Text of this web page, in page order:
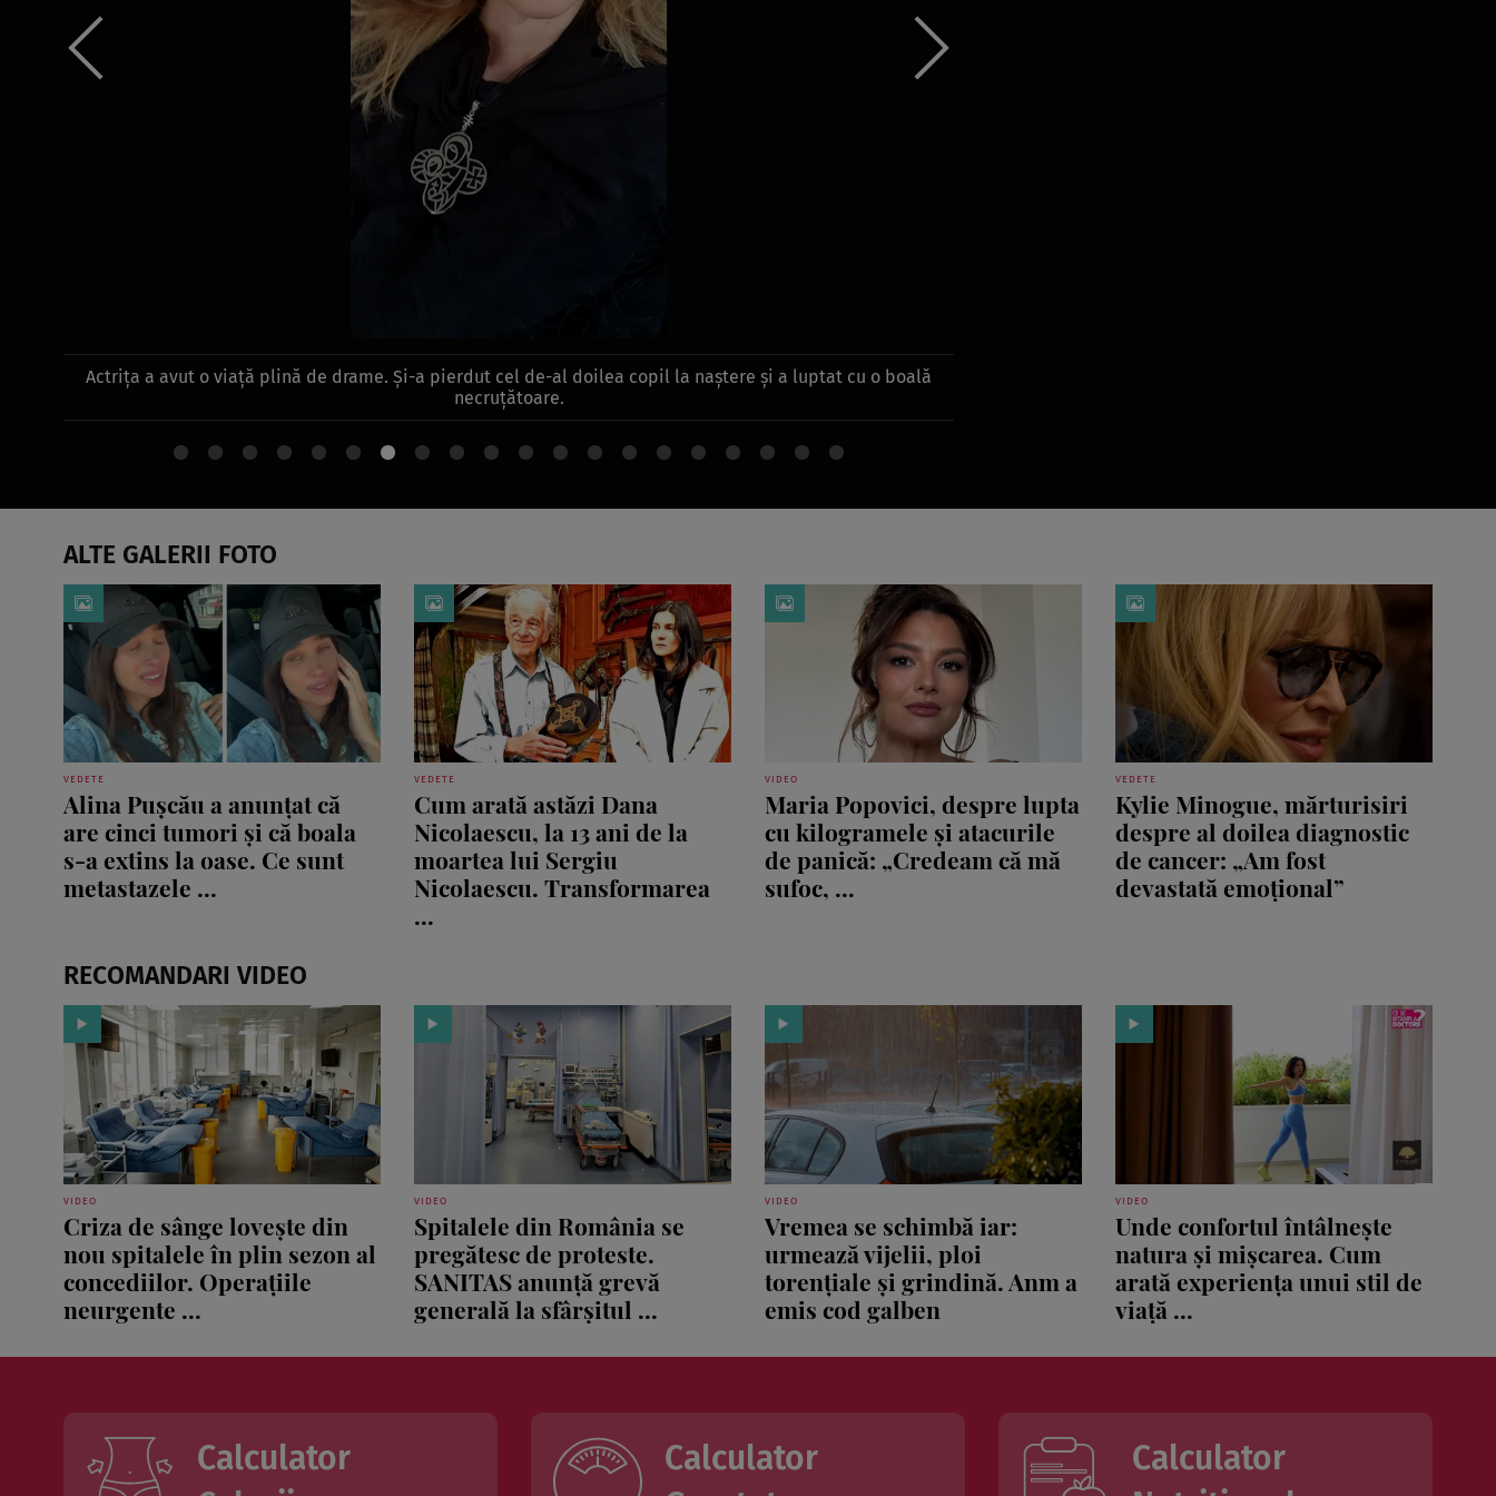
Actrița a avut o viață plină de drame. Și-a pierdut cel de-al doilea copil la naștere și a luptat cu o boală
necruțătoare.
ALTE GALERII FOTO
VEDETE
Alina Pușcău a anunțat că
are cinci tumori și că boala
s-a extins la oase. Ce sunt
metastazele ...
VEDETE
Cum arată astăzi Dana
Nicolaescu, la 13 ani de la
moartea lui Sergiu
Nicolaescu. Transformarea
...
VIDEO
Maria Popovici, despre lupta
cu kilogramele și atacurile
de panică: „Credeam că mă
sufoc, ...
VEDETE
Kylie Minogue, mărturisiri
despre al doilea diagnostic
de cancer: „Am fost
devastată emoțional”
RECOMANDARI VIDEO
VIDEO
Criza de sânge lovește din
nou spitalele în plin sezon al
concediilor. Operațiile
neurgente ...
VIDEO
Spitalele din România se
pregătesc de proteste.
SANITAS anunță grevă
generală la sfârșitul ...
VIDEO
Vremea se schimbă iar:
urmează vijelii, ploi
torențiale și grindină. Anm a
emis cod galben
VIDEO
Unde confortul întâlnește
natura și mișcarea. Cum
arată experiența unui stil de
viață ...
Calculator
Calculator
Calculator